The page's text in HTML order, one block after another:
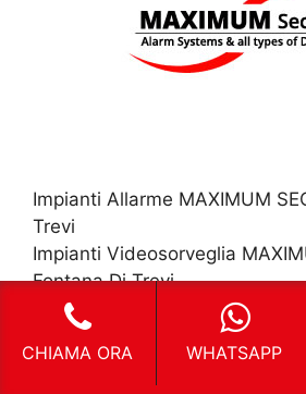
Impianti Allarme MAXIMUM
Trevi
Impianti Videosorveglia
Fontana Di Trevi
Sistema Sicurezza MAXIMUM
Di Trevi
Sistema Antifurto MAXIMUM
CHIAMA ORA WHATSAPP